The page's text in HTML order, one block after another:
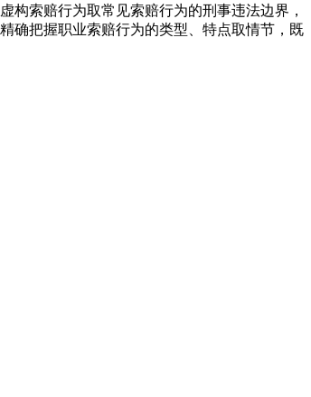
构索赔行为取常见索赔行为的刑事违法边界，
确把握职业索赔行为的类型、特点取情节，既